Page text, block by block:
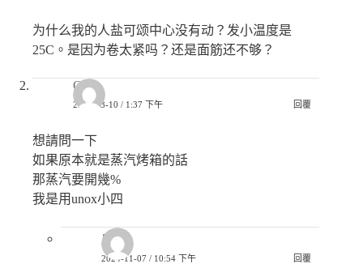
为什么我的人盐可颂中心没有动？发小温度是
25C。是因为卷太紧吗？还是面筋还不够？
Qi
2024-03-10 / 1:37 下午 回覆
想請問一下
如果原本就是蒸汽烤箱的話
那蒸汽要開幾%
我是用unox小四
白白
2024-11-07 / 10:54 下午 回覆